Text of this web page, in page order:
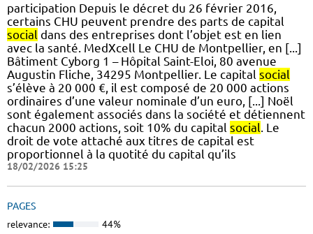
participation Depuis le décret du 26 février 2016,
certains CHU peuvent prendre des parts de capital
social dans des entreprises dont l’objet est en lien
avec la santé. MedXcell Le CHU de Montpellier, en [...]
Bâtiment Cyborg 1 – Hôpital Saint-Eloi, 80 avenue
Augustin Fliche, 34295 Montpellier. Le capital social
s’élève à 20 000 €, il est composé de 20 000 actions
ordinaires d’une valeur nominale d’un euro, [...] Noël
sont également associés dans la société et détiennent
chacun 2000 actions, soit 10% du capital social. Le
droit de vote attaché aux titres de capital est
proportionnel à la quotité du capital qu’ils
18/02/2026 15:25
PAGES
relevance: 44%